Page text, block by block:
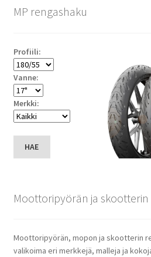
MP rengashaku
Profiili:
Vanne:
Merkki:
HAE
Moottoripyörän ja
Moottoripyörän, mopon ja skootterin
valikoima eri merkkejä, malleja ja